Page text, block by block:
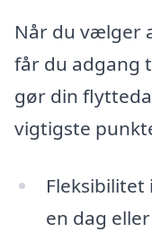
Når du vælger
får du adgang
gør din
vigtigste
Fleksibilitet
en dag